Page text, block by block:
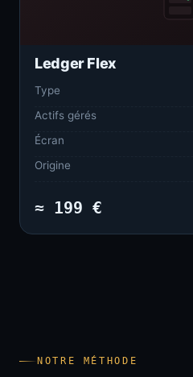
Ledger Flex
Type
Actifs gérés
Écran
Origine
≈ 199 €
NOTRE MÉTHODE